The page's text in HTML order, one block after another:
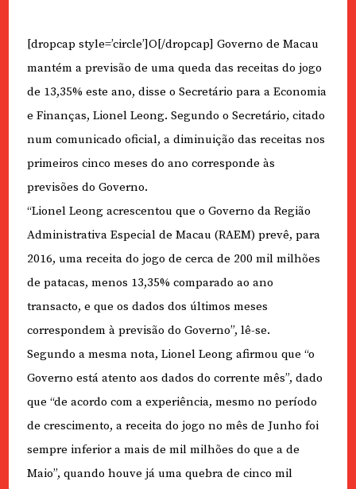
[dropcap style=’circle’]O[/dropcap] Governo de Macau
mantém a previsão de uma queda das receitas do jogo
de 13,35% este ano, disse o Secretário para a Economia
e Finanças, Lionel Leong. Segundo o Secretário, citado
num comunicado oficial, a diminuição das receitas nos
primeiros cinco meses do ano corresponde às
previsões do Governo.
“Lionel Leong acrescentou que o Governo da Região
Administrativa Especial de Macau (RAEM) prevê, para
2016, uma receita do jogo de cerca de 200 mil milhões
de patacas, menos 13,35% comparado ao ano
transacto, e que os dados dos últimos meses
correspondem à previsão do Governo”, lê-se.
Segundo a mesma nota, Lionel Leong afirmou que “o
Governo está atento aos dados do corrente mês”, dado
que “de acordo com a experiência, mesmo no período
de crescimento, a receita do jogo no mês de Junho foi
sempre inferior a mais de mil milhões do que a de
Maio”, quando houve já uma quebra de cinco mil